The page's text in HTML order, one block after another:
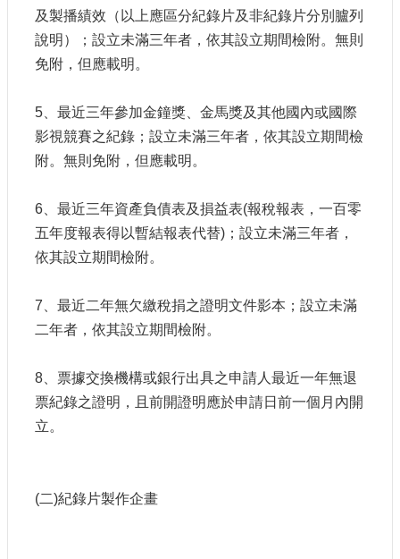
及製播績效（以上應區分紀錄片及非紀錄片分別臚列
說明）；設立未滿三年者，依其設立期間檢附。無則
免附，但應載明。
5、最近三年參加金鐘獎、金馬獎及其他國內或國際
影視競賽之紀錄；設立未滿三年者，依其設立期間檢
附。無則免附，但應載明。
6、最近三年資產負債表及損益表(報稅報表，一百零
五年度報表得以暫結報表代替)；設立未滿三年者，
依其設立期間檢附。
7、最近二年無欠繳稅捐之證明文件影本；設立未滿
二年者，依其設立期間檢附。
8、票據交換機構或銀行出具之申請人最近一年無退
票紀錄之證明，且前開證明應於申請日前一個月內開
立。
(二)紀錄片製作企畫